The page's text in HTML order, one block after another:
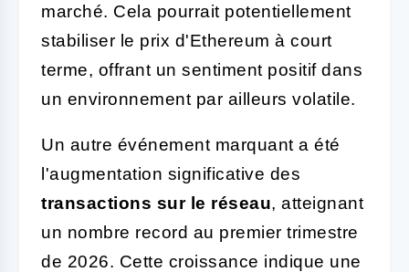
marché. Cela pourrait potentiellement
stabiliser le prix d'Ethereum à court
terme, offrant un sentiment positif dans
un environnement par ailleurs volatile.
Un autre événement marquant a été
l'augmentation significative des
transactions sur le réseau, atteignant
un nombre record au premier trimestre
de 2026. Cette croissance indique une